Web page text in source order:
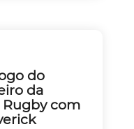
do
da
Rugby com